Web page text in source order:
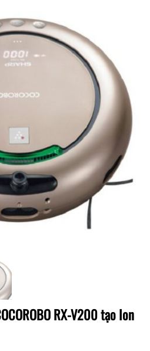
RX-V200 tạo Ion